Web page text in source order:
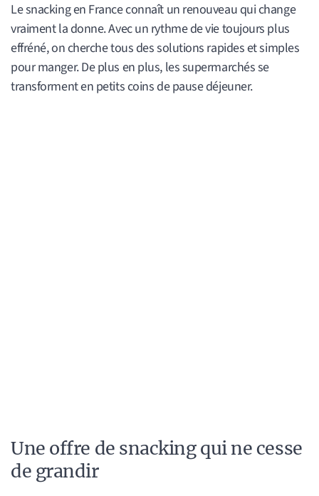
Le snacking en France connaît un renouveau qui change
vraiment la donne. Avec un rythme de vie toujours plus
effréné, on cherche tous des solutions rapides et simples
pour manger. De plus en plus, les supermarchés se
transforment en petits coins de pause déjeuner.
Une offre de snacking qui ne cesse
de grandir